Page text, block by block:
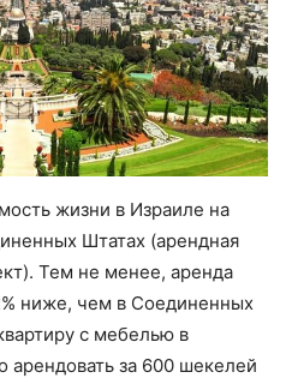
жизни в Израиле на
Штатах (арендная
Тем не менее, аренда
ниже, чем в Соединенных
с мебелью в
за 600 шекелей